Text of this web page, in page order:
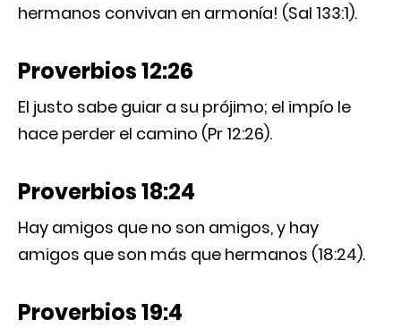
hermanos convivan en armonía! (Sal 133:1).
Proverbios 12:26
El justo sabe guiar a su prójimo; el impío le
hace perder el camino (Pr 12:26).
Proverbios 18:24
Hay amigos que no son amigos, y hay
amigos que son más que hermanos (18:24).
Proverbios 19:4